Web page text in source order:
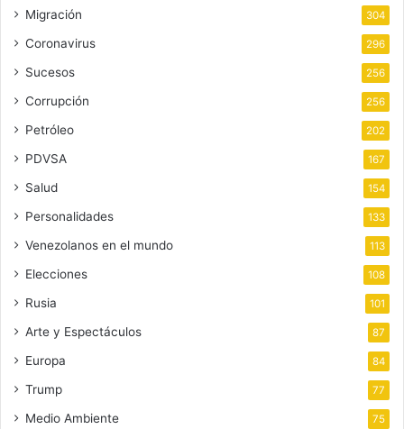
Migración 304
Coronavirus 296
Sucesos 256
Corrupción 256
Petróleo 202
PDVSA 167
Salud 154
Personalidades 133
Venezolanos en el mundo 113
Elecciones 108
Rusia 101
Arte y Espectáculos 87
Europa 84
Trump 77
Medio Ambiente 75